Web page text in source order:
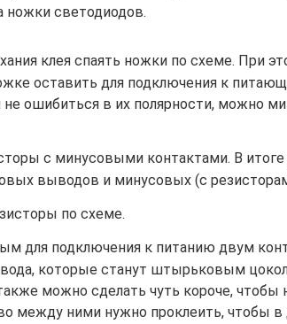
ножки светодиодов.
клея спаять ножки по схеме. При
оставить для подключения к
ошибиться в их полярности, можно
с минусовыми контактами. В
выводов и минусовых (с
по схеме.
для подключения к питанию двум
которые станут штырьковым
можно сделать чуть короче, чтобы
между ними нужно проклеить, чтобы